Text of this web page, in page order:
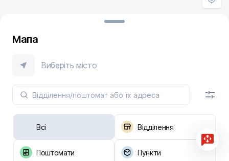
Мапа
Виберіть місто
Всі Відділення
Поштомати Пункти